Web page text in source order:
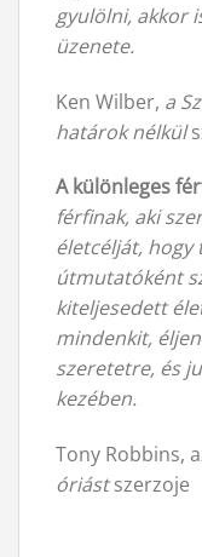
gyulölni, akkor
üzenete.
Ken Wilber, a
határok nélkül
A különleges
férfinak, aki
életcélját, hogy
útmutatóként
kiteljesedett
mindenkit,
szeretetre, és
kezében.
Tony Robbins,
óriástszerzoje